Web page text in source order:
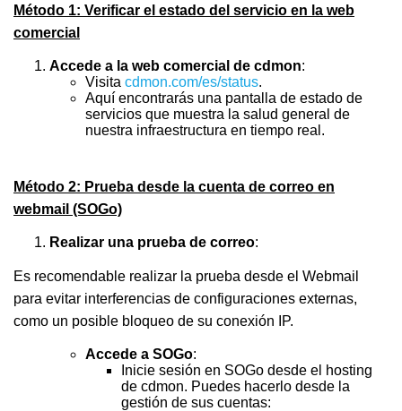
Método 1: Verificar el estado del servicio en la web
comercial
Accede a la web comercial de cdmon:
Visita cdmon.com/es/status.
Aquí encontrarás una pantalla de estado de
servicios que muestra la salud general de
nuestra infraestructura en tiempo real.
Método 2: Prueba desde la cuenta de correo en
webmail (SOGo)
Realizar una prueba de correo:
Es recomendable realizar la prueba desde el Webmail
para evitar interferencias de configuraciones externas,
como un posible bloqueo de su conexión IP.
Accede a SOGo:
Inicie sesión en SOGo desde el hosting
de cdmon. Puedes hacerlo desde la
gestión de sus cuentas: